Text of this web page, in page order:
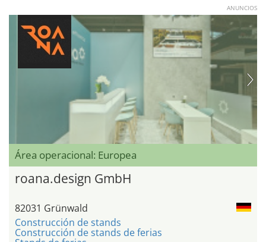
ANUNCIOS
Área operacional: Europea
roana.design GmbH
82031 Grünwald
Construcción de stands
Construcción de stands de ferias